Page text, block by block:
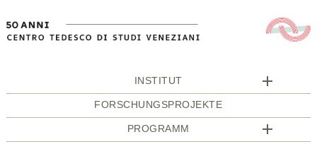
INSTITUT
FORSCHUNGSPROJEKTE
PROGRAMM